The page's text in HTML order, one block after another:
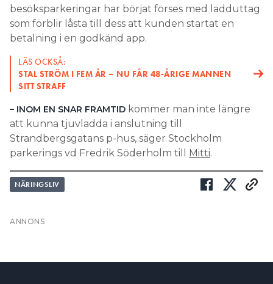
LÄS OCKSÅ:
STAL STRÖM I FEM ÅR – NU FÅR 48-ÅRIGE MANNEN
SITT STRAFF
– INOM EN SNAR FRAMTID
att kunna tjuvladda i anslutning till
Strandbergsgatans p-hus, säger Stockholm
parkerings vd Fredrik Söderholm till
Mitti
NÄRINGSLIV
Hantera prenumeration